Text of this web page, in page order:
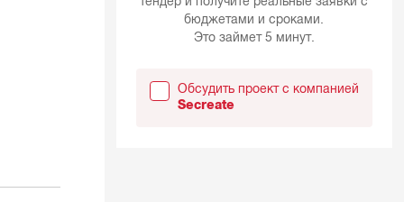
бюджетами и сроками.
Это займет 5 минут.
Обсудить проект с компанией
Secreate